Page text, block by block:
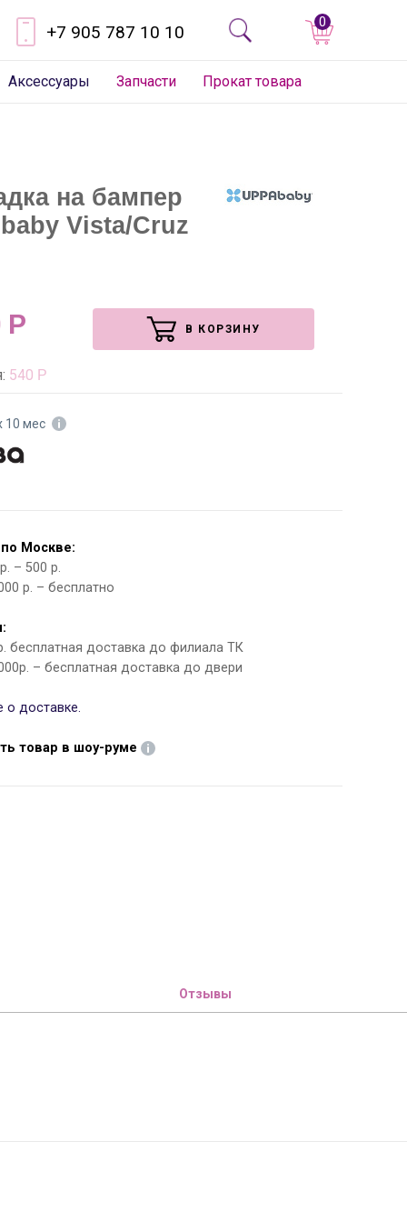
+7 905 787 10 10 0
Аксессуары Запчасти Прокат товара
на бампер
Vista/Cruz
Р
540 Р
В КОРЗИНУ
10 мес
Москве:
– 500 р.
р. – бесплатно
бесплатная доставка до филиала ТК
– бесплатная доставка до двери
о доставке.
товар в шоу-руме
Отзывы